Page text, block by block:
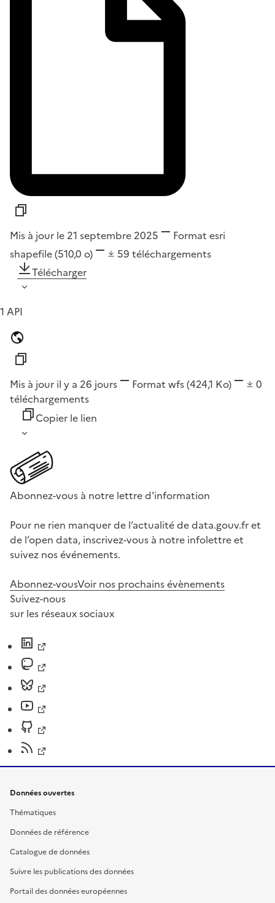
Mis à jour le 21 septembre 2025 Format esri
shapefile(510,0 o) 59 téléchargements
Télécharger
1 API
Mis à jour il y a 26 jours Format wfs(424,1 Ko)
0
téléchargements
Copier le lien
Abonnez-vous à notre lettre d'information
Pour ne rien manquer de l’actualité de data.gouv.fr et
de l’open data, inscrivez-vous à notre infolettre et
suivez nos événements.
Abonnez-vousVoir nos prochains évènements
Suivez-nous
sur les réseaux sociaux
Données ouvertes
Thématiques
Données de référence
Catalogue de données
Suivre les publications des données
Portail des données européennes